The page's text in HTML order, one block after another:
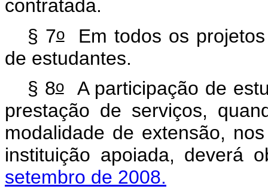
contratada.
§ 7oEm todos os projetos
de estudantes.
§ 8oA participação de
prestação de serviços,
modalidade de extensão,
instituição apoiada, deverá
setembro de 2008.